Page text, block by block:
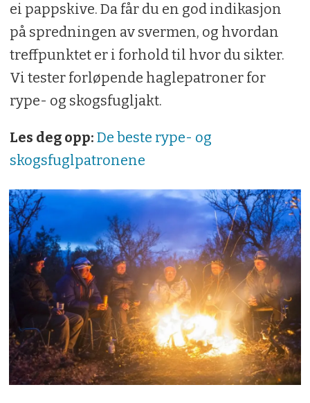
ei pappskive. Da får du en god indikasjon
på spredningen av svermen, og hvordan
treffpunktet er i forhold til hvor du sikter.
Vi tester forløpende haglepatroner for
rype- og skogsfugljakt.
Les deg opp: De beste rype- og
skogsfuglpatronene